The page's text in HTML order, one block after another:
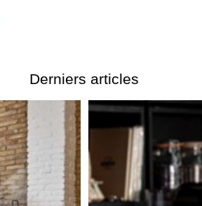
Derniers articles